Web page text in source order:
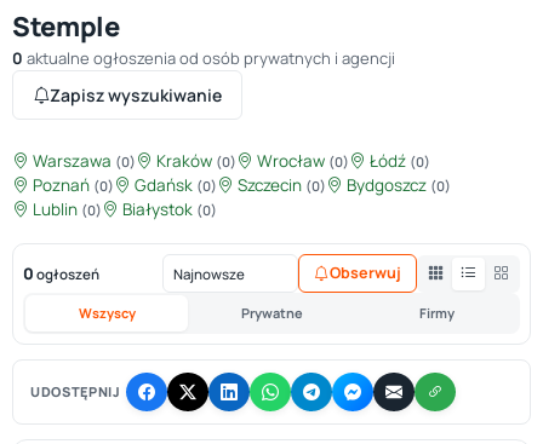
Stemple
0 aktualne ogłoszenia od osób prywatnych i agencji
Zapisz wyszukiwanie
Warszawa (0) Kraków (0) Wrocław (0) Łódź (0)
Poznań (0) Gdańsk (0) Szczecin (0) Bydgoszcz (0)
Lublin (0) Białystok (0)
0 ogłoszeń
Wszyscy Prywatne Firmy
Obserwuj
UDOSTĘPNIJ